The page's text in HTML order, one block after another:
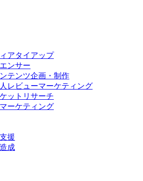
アタイアップ
ンサー
テンツ企画・制作
レビューマーケティング
ットリサーチ
ーケティング
援
成